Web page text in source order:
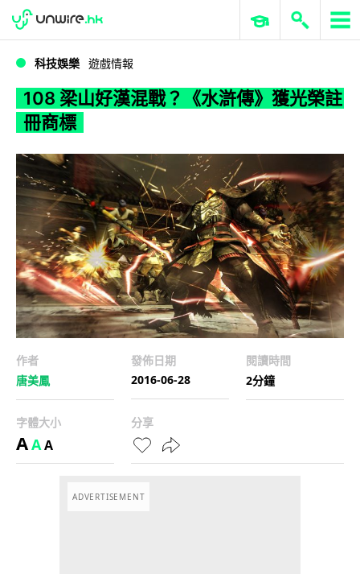
WWDC 2026 ERP 與商業 AI
科技娛樂 遊戲情報
108 梁山好漢混戰？《水滸傳》獲光榮註
冊商標
作者
唐美鳳
發佈日期
2016-06-28
閱讀時間
2分鐘
字體大小
AAA
分享
ADVERTISEMENT